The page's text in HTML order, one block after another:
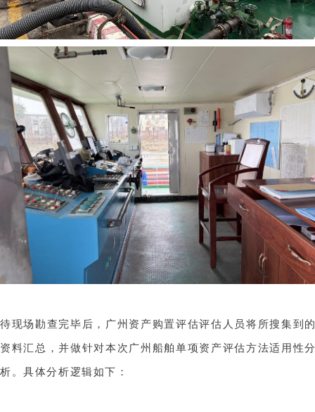
待现场勘查完毕后， 广州资产购置评估评估人员将所搜集到
资料汇总，并做针对本次广州船舶单项资产评估方法适用性
析。具体分析逻辑如下：